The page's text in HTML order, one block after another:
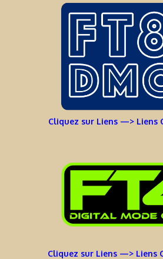
Cliquez sur Liens —> Liens
Cliquez sur Liens —> Liens